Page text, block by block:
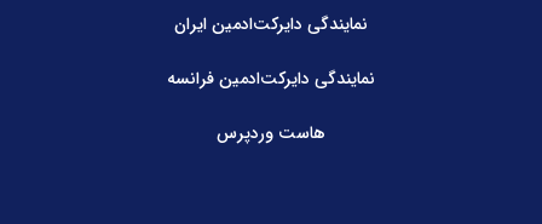
نمایندگی دایرکت‌ادمین ایران
نمایندگی دایرکت‌ادمین فرانسه
هاست وردپرس